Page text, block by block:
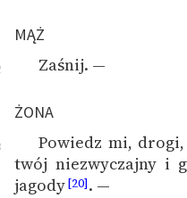
MĄŻ
Zaśnij. —
ŻONA
Powiedz mi,
twój niezwyczajny i
jagody[20]. —